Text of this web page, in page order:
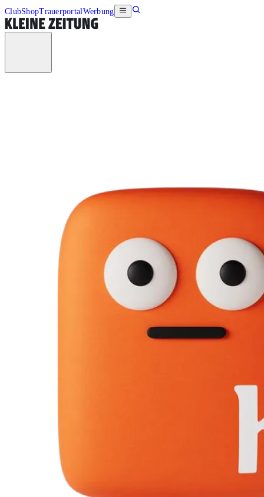
ClubShopTrauerportalWerbung